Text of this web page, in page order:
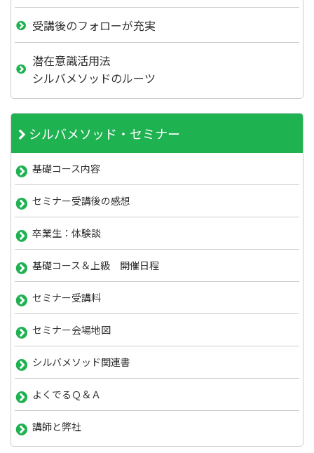
受講後のフォローが充実
潜在意識活用法
シルバメソッドのルーツ
シルバメソッド・セミナー
基礎コース内容
セミナー受講後の感想
卒業生：体験談
基礎コース＆上級 開催日程
セミナー受講料
セミナー会場地図
シルバメソッド関連書
よくでるＱ＆Ａ
講師と弊社